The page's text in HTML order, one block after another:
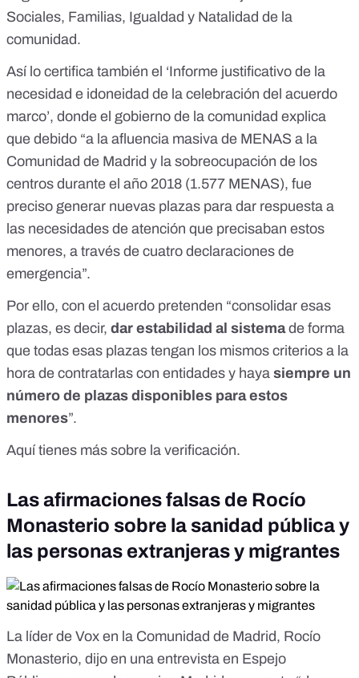
Sociales, Familias, Igualdad y Natalidad de la
comunidad.
Así lo certifica también el ‘Informe justificativo de la
necesidad e idoneidad de la celebración del acuerdo
marco’, donde el gobierno de la comunidad explica
que debido “a la afluencia masiva de MENAS a la
Comunidad de Madrid y la sobreocupación de los
centros durante el año 2018 (1.577 MENAS), fue
preciso generar nuevas plazas para dar respuesta a
las necesidades de atención que precisaban estos
menores, a través de cuatro declaraciones de
emergencia”.
Por ello, con el acuerdo pretenden “consolidar esas
plazas, es decir, dar estabilidad al sistemade forma
que todas esas plazas tengan los mismos criterios a la
hora de contratarlas con entidades y haya siempre un
número de plazas disponibles para estos
menores”.
Aquí tienes más sobre la verificación.
Las afirmaciones falsas de Rocío
Monasterio sobre la sanidad pública y
las personas extranjeras y migrantes
La líder de Vox en la Comunidad de Madrid, Rocío
Monasterio, dijo en una entrevista en Espejo